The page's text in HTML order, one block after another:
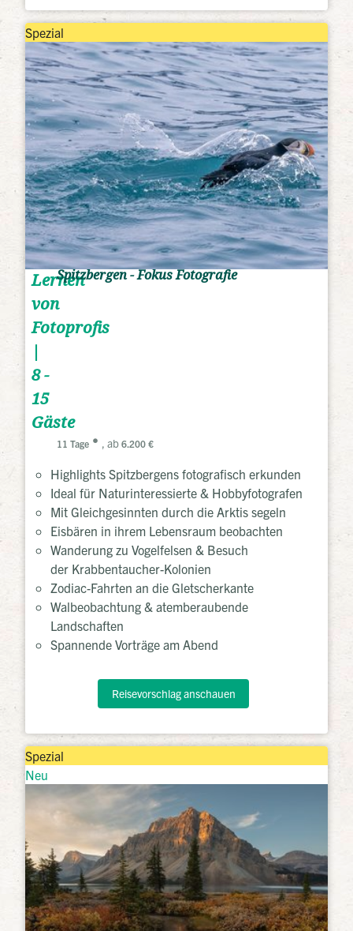
Spezial
Lernen
von
Fotoprofis
|
8 -
15
Gäste
Spitzbergen - Fokus Fotografie
11 Tage , ab 6.200 €
Highlights Spitzbergens fotografisch erkunden
Ideal für Naturinteressierte & Hobbyfotografen
Mit Gleichgesinnten durch die Arktis segeln
Eisbären in ihrem Lebensraum beobachten
Wanderung zu Vogelfelsen & Besuch
der Krabbentaucher-Kolonien
Zodiac-Fahrten an die Gletscherkante
Walbeobachtung & atemberaubende
Landschaften
Spannende Vorträge am Abend
Reisevorschlag anschauen
Spezial
Neu